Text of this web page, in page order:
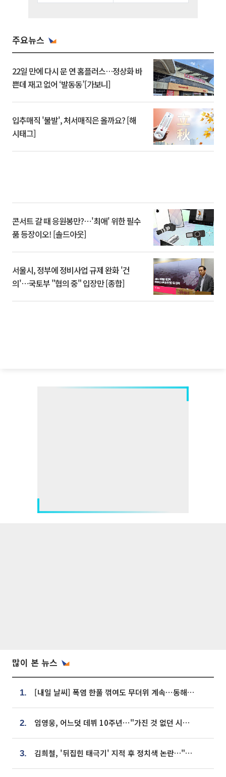
주요뉴스
22일 만에 다시 문 연 홈플러스…정상화 바
쁜데 재고 없어 ‘발동동’[가보니]
입추매직 '불발', 처서매직은 올까요? [해
시태그]
콘서트 갈 때 응원봉만?⋯'최애' 위한 필수
품 등장이오! [솔드아웃]
서울시, 정부에 정비사업 규제 완화 '건
의'⋯국토부 "협의 중" 입장만 [종합]
많이 본 뉴스
1. [내일 날씨] 폭염 한풀 꺾여도 무더위 계속⋯동해안 이틀 연속 비
2. 임영웅, 어느덧 데뷔 10주년⋯"가진 것 없던 시절, 내 앞엔 20명의 팬뿐"
3. 김희철, '뒤집힌 태극기' 지적 후 정치색 논란…"좌우 떠나 우리나라 국기"